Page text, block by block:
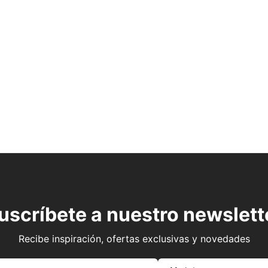
a nuestro
Recibe inspiración, ofertas exclusivas y novedades